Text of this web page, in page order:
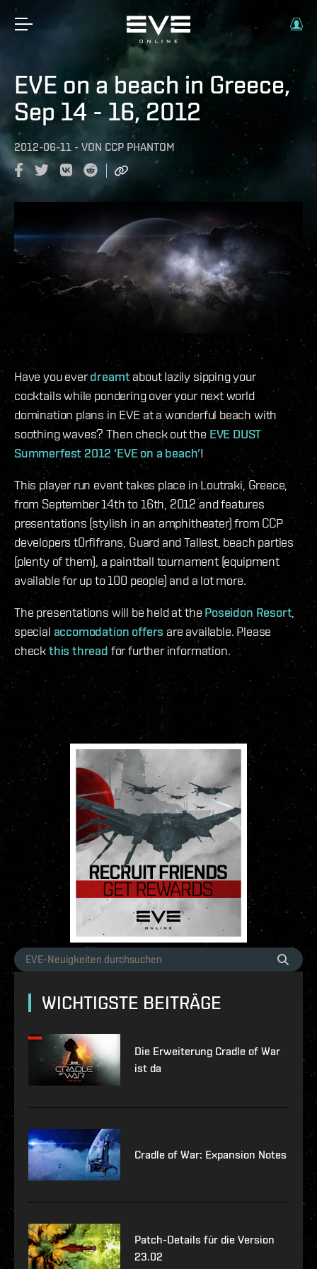
EVE on a beach in Greece,
Sep 14 - 16, 2012
2012-06-11 - VON CCP PHANTOM
Have you everdreamt about lazily sipping your
cocktails while pondering over your next world
domination plans in EVE at a wonderful beach with
soothing waves? Then check out the EVE DUST
Summerfest 2012 ‘EVE on a beach’!
This player run event takes place in Loutraki, Greece,
from September 14th to 16th, 2012 and features
presentations (stylish in an amphitheater) from CCP
developers t0rfifrans, Guard and Tallest, beach parties
(plenty of them), a paintball tournament (equipment
available for up to 100 people) and a lot more.
The presentations will be held at the Poseidon Resort,
special accomodation offers are available. Please
checkthis threadfor further information.
WICHTIGSTE BEITRÄGE
Die Erweiterung Cradle of War
ist da
Cradle of War: Expansion Notes
Patch-Details für die Version
23.02